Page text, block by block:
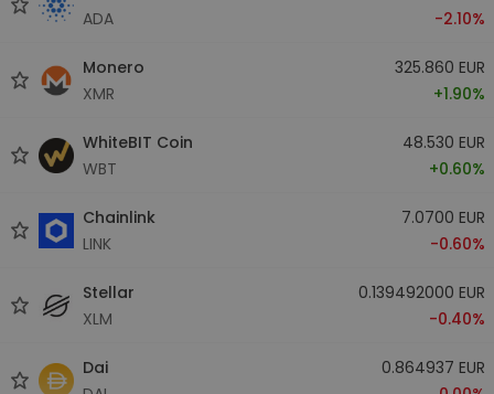
ADA
-2.10%
Monero
XMR
325.860 EUR
+1.90%
WhiteBIT Coin
WBT
48.530 EUR
+0.60%
Chainlink
LINK
7.0700 EUR
-0.60%
Stellar
XLM
0.139492000 EUR
-0.40%
Dai
0.864937 EUR